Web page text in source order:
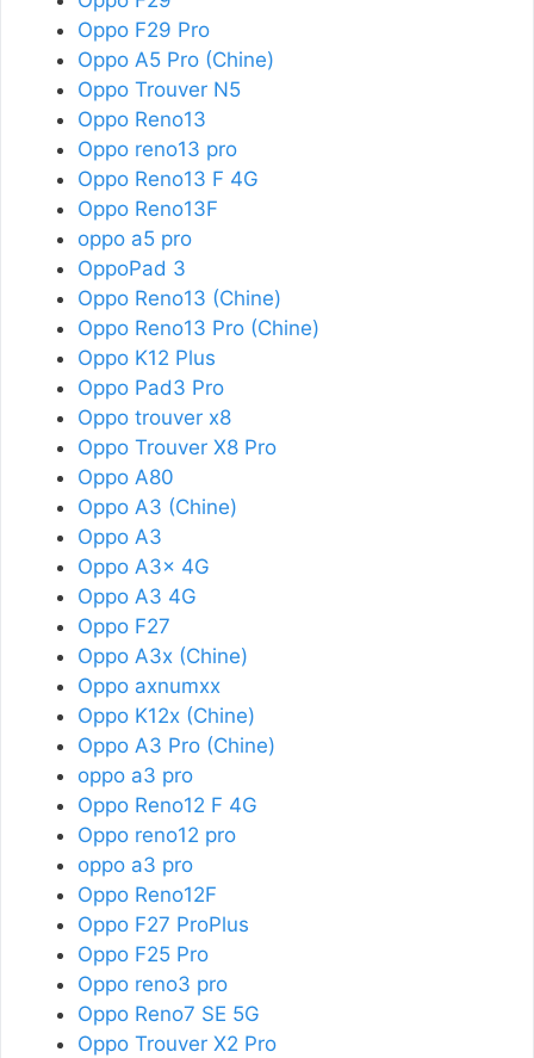
Oppo F29 Pro
Oppo A5 Pro (Chine)
Oppo Trouver N5
Oppo Reno13
Oppo reno13 pro
Oppo Reno13 F 4G
Oppo Reno13F
oppo a5 pro
OppoPad 3
Oppo Reno13 (Chine)
Oppo Reno13 Pro (Chine)
Oppo K12 Plus
Oppo Pad3 Pro
Oppo trouver x8
Oppo Trouver X8 Pro
Oppo A80
Oppo A3 (Chine)
Oppo A3
Oppo A3x 4G
Oppo A3 4G
Oppo F27
Oppo A3x (Chine)
Oppo axnumxx
Oppo K12x (Chine)
Oppo A3 Pro (Chine)
oppo a3 pro
Oppo Reno12 F 4G
Oppo reno12 pro
oppo a3 pro
Oppo Reno12F
Oppo F27 ProPlus
Oppo F25 Pro
Oppo reno3 pro
Oppo Reno7 SE 5G
Oppo Trouver X2 Pro